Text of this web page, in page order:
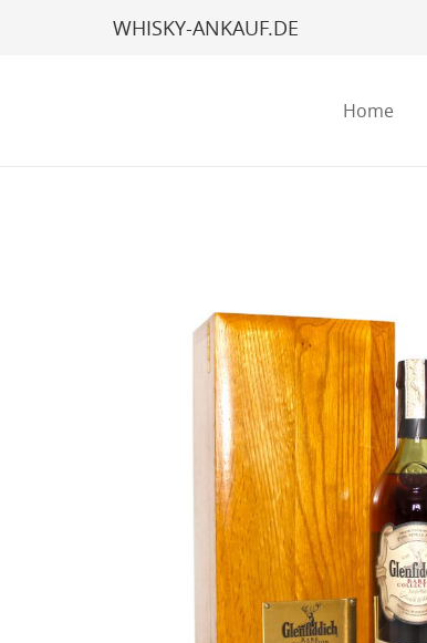
WHISKY-ANKAUF.DE
Home